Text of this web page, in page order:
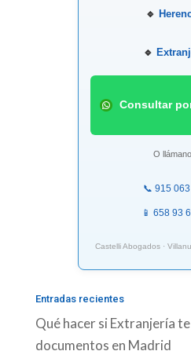
🔹
🔹
Consultar
O
📞 915
📱 658 93
Castelli Abogados ·
Entradas recientes
Qué hacer si Extranjería
documentos en Madrid